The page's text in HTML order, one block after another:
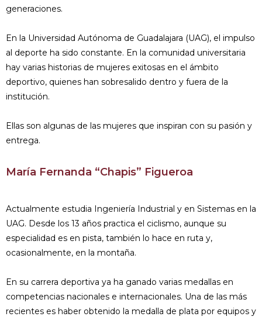
generaciones.
En la Universidad Autónoma de Guadalajara (UAG), el impulso
al deporte ha sido constante. En la comunidad universitaria
hay varias historias de mujeres exitosas en el ámbito
deportivo, quienes han sobresalido dentro y fuera de la
institución.
Ellas son algunas de las mujeres que inspiran con su pasión y
entrega.
María Fernanda “Chapis” Figueroa
Actualmente estudia Ingeniería Industrial y en Sistemas en la
UAG. Desde los 13 años practica el ciclismo, aunque su
especialidad es en pista, también lo hace en ruta y,
ocasionalmente, en la montaña.
En su carrera deportiva ya ha ganado varias medallas en
competencias nacionales e internacionales. Una de las más
recientes es haber obtenido la medalla de plata por equipos y